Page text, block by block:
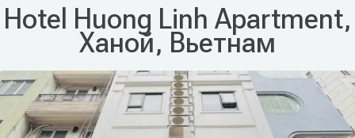
Hotel Huong Linh Apartment,
Ханой, Вьетнам